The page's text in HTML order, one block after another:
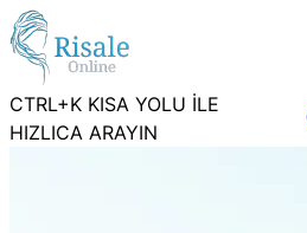
CTRL+K KISA YOLU İLE
HIZLICA ARAYIN